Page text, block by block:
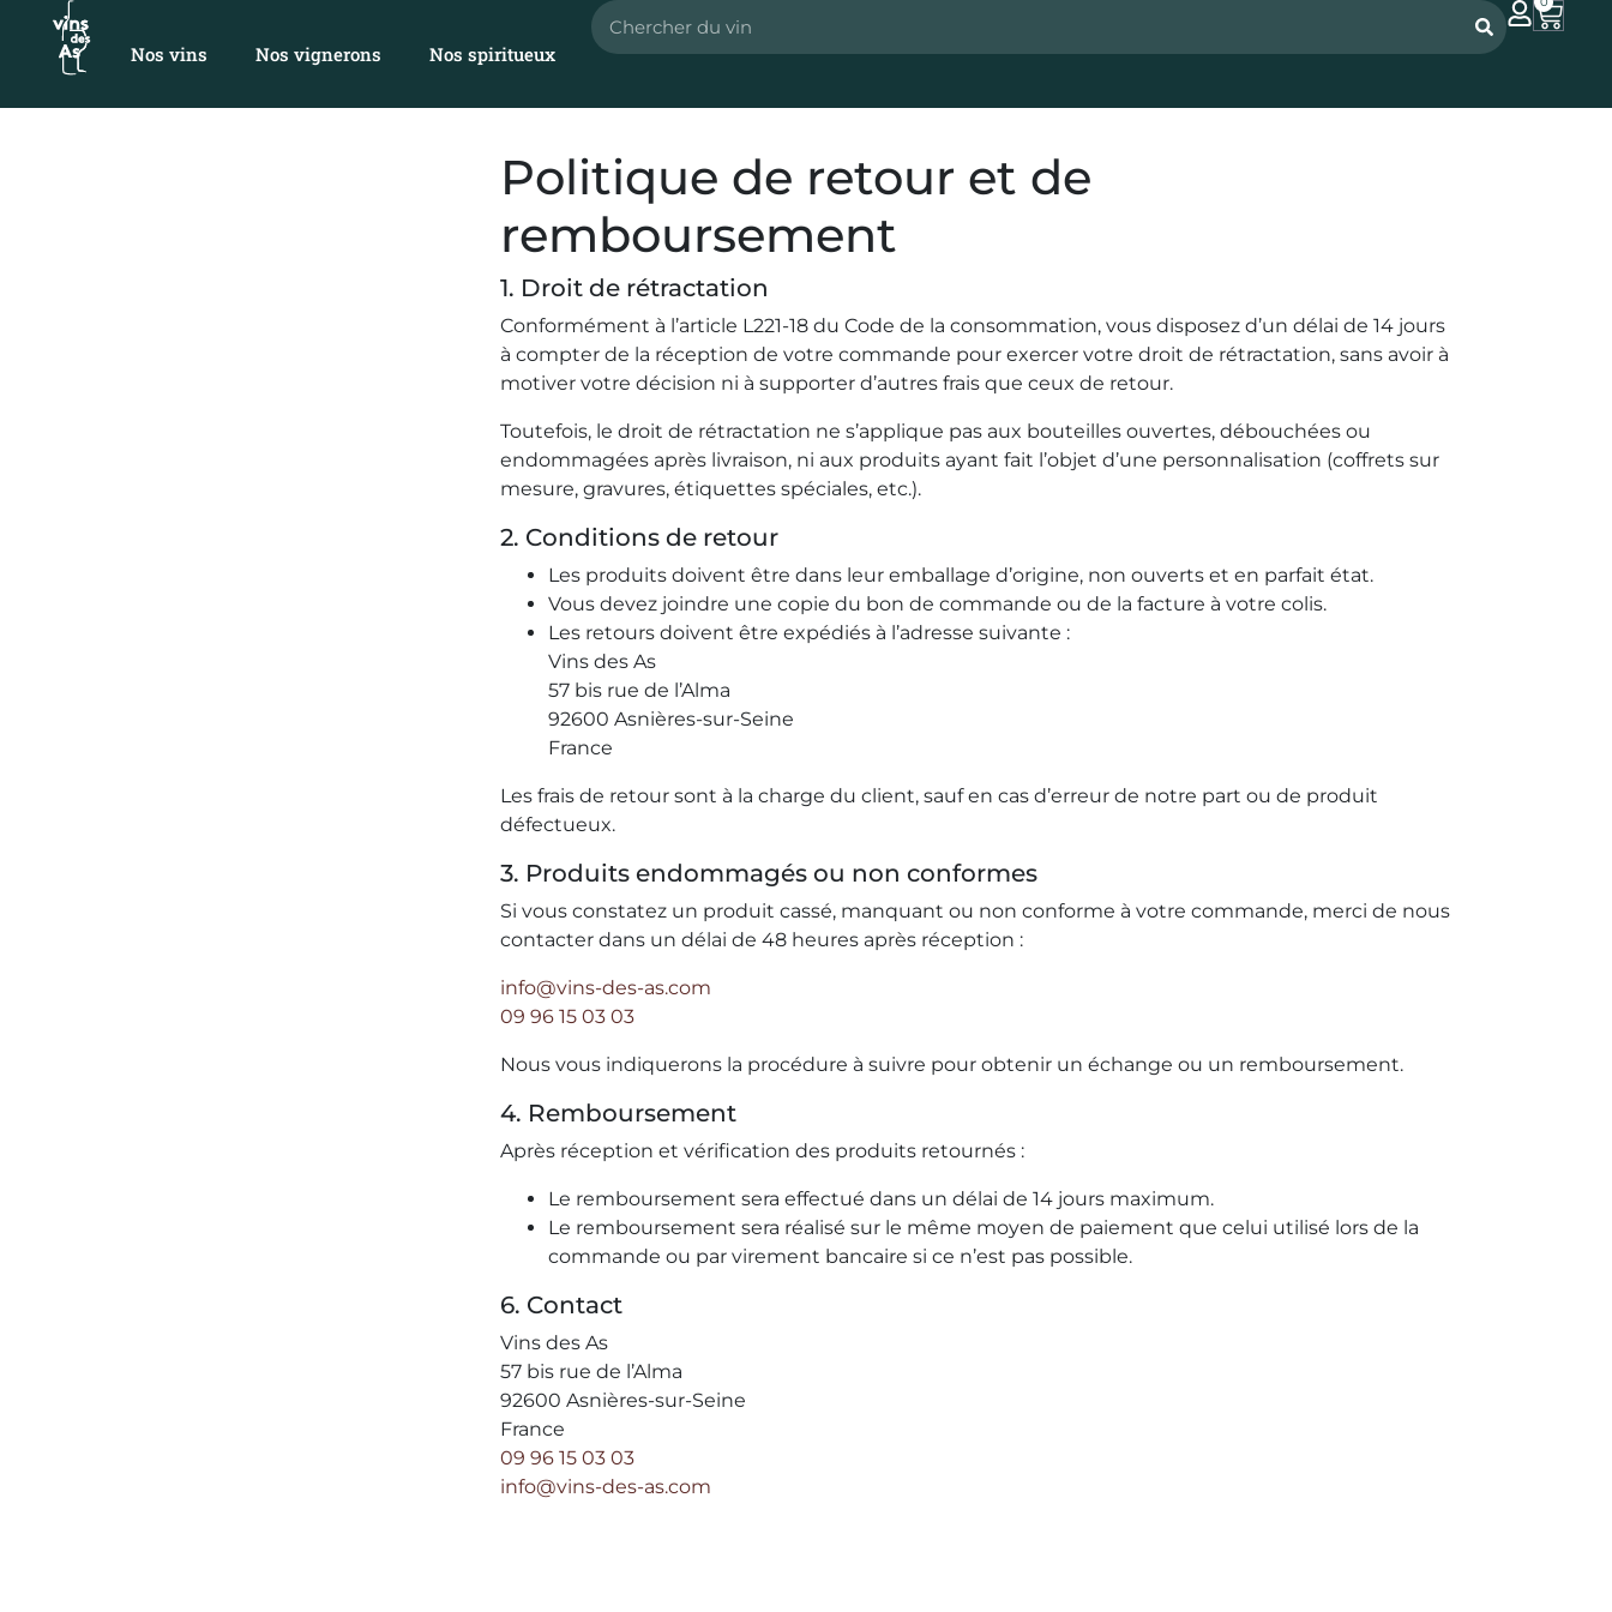
Nos vins Nos vignerons Nos spiritueux
Politique de retour et de
remboursement
1. Droit de rétractation
Conformément à l’article L221-18 du Code de la consommation, vous disposez d’un délai de 14 jours
à compter de la réception de votre commande pour exercer votre droit de rétractation, sans avoir à
motiver votre décision ni à supporter d’autres frais que ceux de retour.
Toutefois, le droit de rétractation ne s’applique pas aux bouteilles ouvertes, débouchées ou
endommagées après livraison, ni aux produits ayant fait l’objet d’une personnalisation (coffrets sur
mesure, gravures, étiquettes spéciales, etc.).
2. Conditions de retour
Les produits doivent être dans leur emballage d’origine, non ouverts et en parfait état.
Vous devez joindre une copie du bon de commande ou de la facture à votre colis.
Les retours doivent être expédiés à l’adresse suivante :
Vins des As
57 bis rue de l’Alma
92600 Asnières-sur-Seine
France
Les frais de retour sont à la charge du client, sauf en cas d’erreur de notre part ou de produit
défectueux.
3. Produits endommagés ou non conformes
Si vous constatez un produit cassé, manquant ou non conforme à votre commande, merci de nous
contacter dans un délai de 48 heures après réception :
info@vins-des-as.com
09 96 15 03 03
Nous vous indiquerons la procédure à suivre pour obtenir un échange ou un remboursement.
4. Remboursement
Après réception et vérification des produits retournés :
Le remboursement sera effectué dans un délai de 14 jours maximum.
Le remboursement sera réalisé sur le même moyen de paiement que celui utilisé lors de la
commande ou par virement bancaire si ce n’est pas possible.
6. Contact
Vins des As
57 bis rue de l’Alma
92600 Asnières-sur-Seine
France
09 96 15 03 03
info@vins-des-as.com